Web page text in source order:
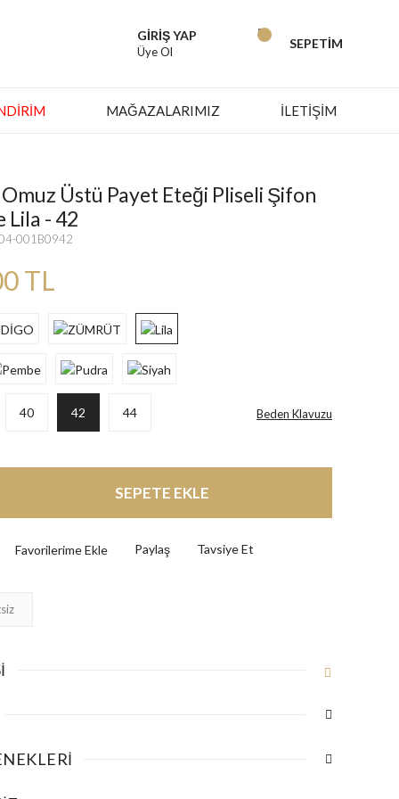
GİRİŞ YAP
Üye Ol
SEPETİM
MAĞAZALARIMIZ İLETİŞİM
Üstü Payet Eteği Pliseli Şifon
Lila - 42
001B0942
TL
40 42 44 Beden Klavuzu
SEPETE EKLE
Paylaş Tavsiye Et